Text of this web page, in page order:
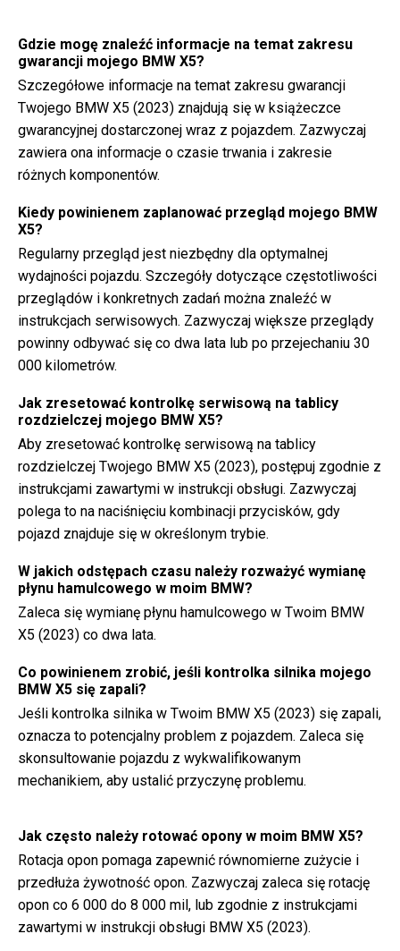
Gdzie mogę znaleźć informacje na temat zakresu
gwarancji mojego BMW X5?
Szczegółowe informacje na temat zakresu gwarancji
Twojego BMW X5 (2023) znajdują się w książeczce
gwarancyjnej dostarczonej wraz z pojazdem. Zazwyczaj
zawiera ona informacje o czasie trwania i zakresie
różnych komponentów.
Kiedy powinienem zaplanować przegląd mojego BMW
X5?
Regularny przegląd jest niezbędny dla optymalnej
wydajności pojazdu. Szczegóły dotyczące częstotliwości
przeglądów i konkretnych zadań można znaleźć w
instrukcjach serwisowych. Zazwyczaj większe przeglądy
powinny odbywać się co dwa lata lub po przejechaniu 30
000 kilometrów.
Jak zresetować kontrolkę serwisową na tablicy
rozdzielczej mojego BMW X5?
Aby zresetować kontrolkę serwisową na tablicy
rozdzielczej Twojego BMW X5 (2023), postępuj zgodnie z
instrukcjami zawartymi w instrukcji obsługi. Zazwyczaj
polega to na naciśnięciu kombinacji przycisków, gdy
pojazd znajduje się w określonym trybie.
W jakich odstępach czasu należy rozważyć wymianę
płynu hamulcowego w moim BMW?
Zaleca się wymianę płynu hamulcowego w Twoim BMW
X5 (2023) co dwa lata.
Co powinienem zrobić, jeśli kontrolka silnika mojego
BMW X5 się zapali?
Jeśli kontrolka silnika w Twoim BMW X5 (2023) się zapali,
oznacza to potencjalny problem z pojazdem. Zaleca się
skonsultowanie pojazdu z wykwalifikowanym
mechanikiem, aby ustalić przyczynę problemu.
Jak często należy rotować opony w moim BMW X5?
Rotacja opon pomaga zapewnić równomierne zużycie i
przedłuża żywotność opon. Zazwyczaj zaleca się rotację
opon co 6 000 do 8 000 mil, lub zgodnie z instrukcjami
zawartymi w instrukcji obsługi BMW X5 (2023).